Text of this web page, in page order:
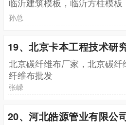
孙总
19、北京卡本工程技术研
北京碳纤维布厂家，北京碳
纤维布批发
张嵘
20、河北皓源管业有限公